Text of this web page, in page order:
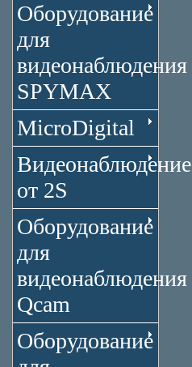
Оборудование
для
видеонаблюдения
SPYMAX
MicroDigital
Видеонаблюдение
от 2S
Оборудование
для
видеонаблюдения
Qcam
Оборудование